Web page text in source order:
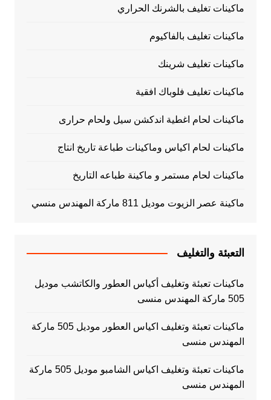
ماكينات تغليف بالشرنك الحراري
ماكينات تغليف بالفاكيوم
ماكينات تغليف شرينك
ماكينات تغليف فلوباك افقية
ماكينات لحام اغطية اندكشن سيل ولحام حرارى
ماكينات لحام اكياس وماكينات طباعة تاريخ انتاج
ماكينات لحام مستمر و ماكينة طباعه التاريخ
ماكينة عصر الزيوت موديل 811 ماركة المهندس منسي
التعبئة والتغليف
ماكينات تعبئة وتغليف أكياس العطور والكاتشب موديل
505 ماركة المهندس منسى
ماكينات تعبئة وتغليف اكياس العطور موديل 505 ماركة
المهندس منسى
ماكينات تعبئة وتغليف اكياس الشامبو موديل 505 ماركة
المهندس منسى